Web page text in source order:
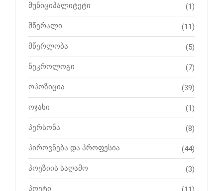
მუნიციპალიტეტი (1)
მწერალი (11)
მწერლობა (5)
ნეკროლოგი (7)
ოპოზიცია (39)
ოჯახი (1)
პერსონა (8)
პიროვნება და პროფესია (44)
პოეზიის საღამო (3)
პოეტი